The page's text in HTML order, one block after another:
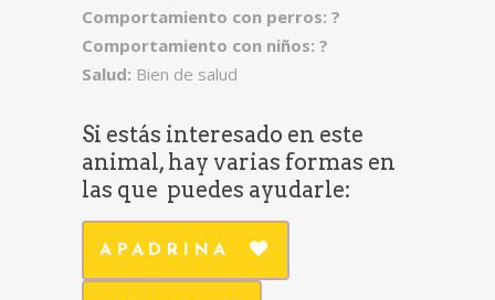
Comportamiento con perros: ?
Comportamiento con niños: ?
Salud: Bien de salud
Si estás interesado en este
animal, hay varias formas en
las que puedes ayudarle:
APADRINA